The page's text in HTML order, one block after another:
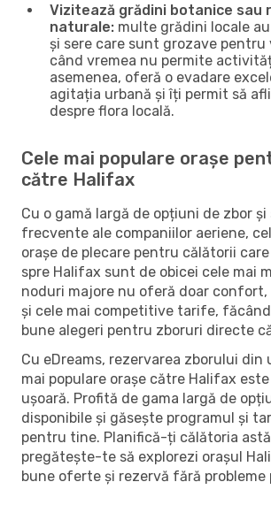
Vizitează grădini botanice sau
naturale: multe grădini locale
și sere care sunt grozave
când vremea nu permite
asemenea, oferă o evadare
agitația urbană și îți permit să
despre flora locală.
Cele mai populare orașe
către Halifax
Cu o gamă largă de opțiuni de zbor și
frecvente ale companiilor aeriene,
orașe de plecare pentru călătorii
spre Halifax sunt de obicei cele mai
noduri majore nu oferă doar
și cele mai competitive tarife,
bune alegeri pentru zboruri directe
Cu eDreams, rezervarea zborului
mai populare orașe către Halifax
ușoară. Profită de gama largă de
disponibile și găsește programul și
pentru tine. Planifică-ți călătoria
pregătește-te să explorezi orașul
bune oferte și rezervă fără probleme